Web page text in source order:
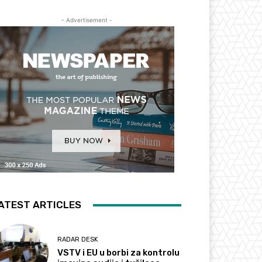
- Advertisement -
ARTICLES
RADAR DESK
VSTV i EU u borbi za kontrolu